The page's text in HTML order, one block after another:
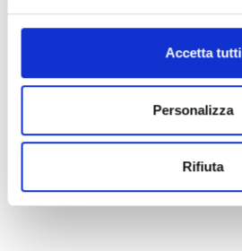
Accetta tutti
Personalizza
Rifiuta